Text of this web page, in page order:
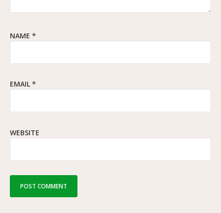
NAME *
EMAIL *
WEBSITE